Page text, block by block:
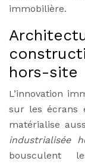
immobilière.
hors-site
L’innovation
sur les écrans
matérialise
industrialisée
bousculent